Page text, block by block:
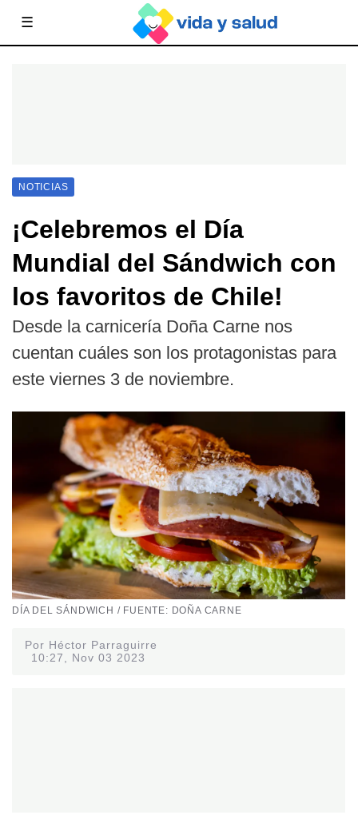
☰
NOTICIAS
¡Celebremos el Día
Mundial del Sándwich con
los favoritos de Chile!
Desde la carnicería Doña Carne nos
cuentan cuáles son los protagonistas para
este viernes 3 de noviembre.
DÍA DEL SÁNDWICH / FUENTE: DOÑA CARNE
Por Héctor Parraguirre
10:27, Nov 03 2023